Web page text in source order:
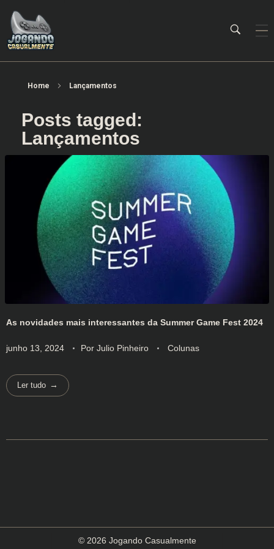
Home Lançamentos
Posts tagged:
Lançamentos
As novidades mais interessantes da Summer Game Fest 2024
junho 13, 2024 Por Julio Pinheiro Colunas
Ler tudo
© 2026 Jogando Casualmente